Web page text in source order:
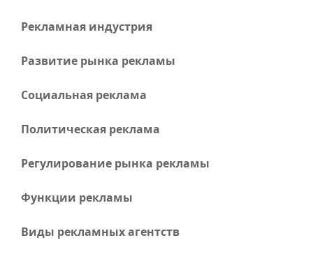
Рекламная индустрия
Развитие рынка рекламы
Социальная реклама
Политическая реклама
Регулирование рынка рекламы
Функции рекламы
Виды рекламных агентств